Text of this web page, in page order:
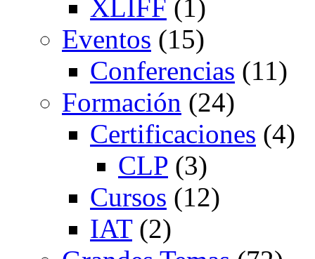
XLIFF (1)
Eventos (15)
Conferencias (11)
Formación (24)
Certificaciones (4)
CLP (3)
Cursos (12)
IAT(2)